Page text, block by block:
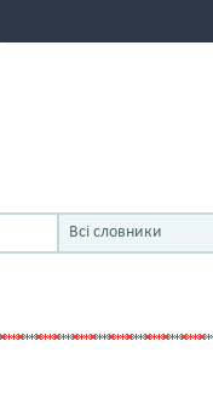
Всі словники